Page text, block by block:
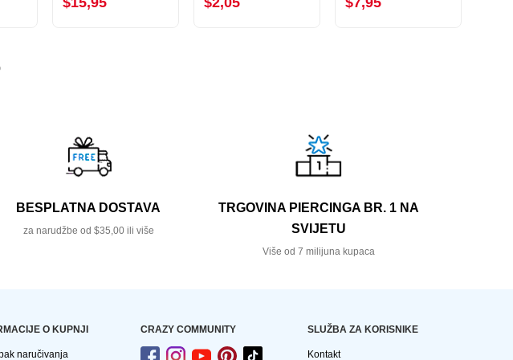
BESPLATNA DOSTAVA
za narudžbe od $35,00 ili više
TRGOVINA PIERCINGA BR. 1 NA
SVIJETU
Više od 7 milijuna kupaca
O KUPNJI
naručivanja
CRAZY COMMUNITY SLUŽBA ZA KORISNIKE
Kontakt